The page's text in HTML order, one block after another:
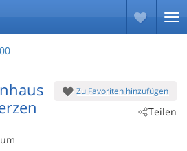
Zu Favoriten hinzufügen
Teilen